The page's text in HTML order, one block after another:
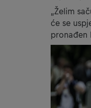
„Želim
će se
pronađen